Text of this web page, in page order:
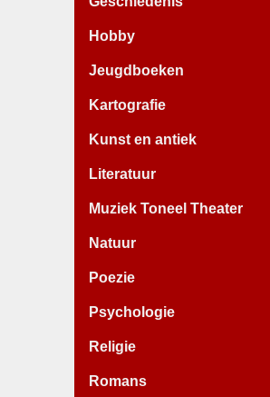
Hobby
Jeugdboeken
Kartografie
Kunst en antiek
Literatuur
Muziek Toneel Theater
Natuur
Poezie
Psychologie
Religie
Romans